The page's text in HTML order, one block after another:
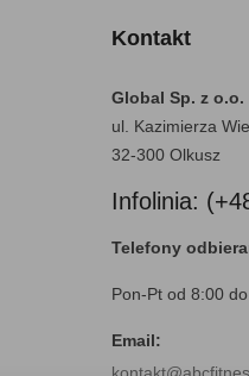
Kontakt
Global Sp. z o.o.
ul. Kazimierza
32-300 Olkusz
Infolinia:
Telefony
Pon-Pt od 8:00
Email: